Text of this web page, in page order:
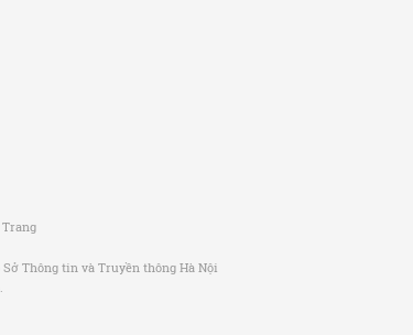
Trang
Sở Thông tin và Truyền thông Hà Nội